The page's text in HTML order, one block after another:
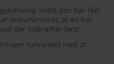
indtil den har fået
dokumenteret, at du har
der indtræffer først.
forbundet med at